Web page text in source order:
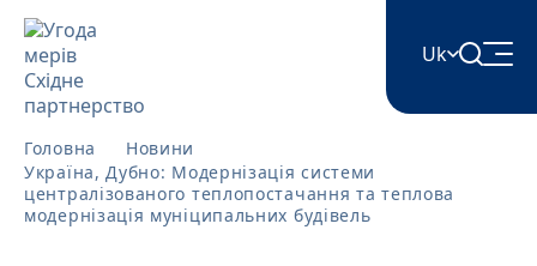
Uk
English
Հայերեն
Головна
Новини
Україна, Дубно: Модернізація системи
централізованого теплопостачання та теплова
модернізація муніципальних будівель